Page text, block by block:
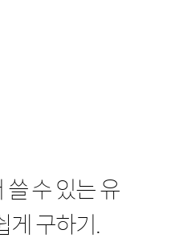
수 있는 유
게 구하기.